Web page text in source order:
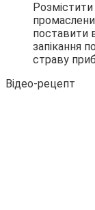
поставити
запікання
страву
Відео-рецепт